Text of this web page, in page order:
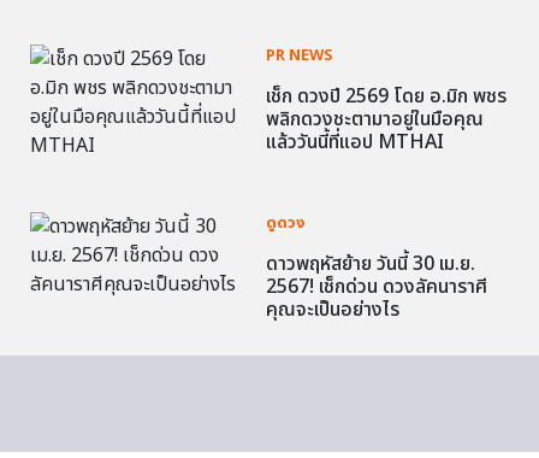
PR NEWS
เช็ก ดวงปี 2569 โดย อ.มิก พชร
พลิกดวงชะตามาอยู่ในมือคุณ
แล้ววันนี้ที่แอป MTHAI
ดูดวง
ดาวพฤหัสย้าย วันนี้ 30 เม.ย.
2567! เช็กด่วน ดวงลัคนาราศี
คุณจะเป็นอย่างไร